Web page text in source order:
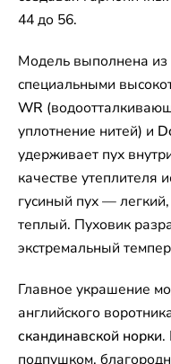
44 до 56.
Модель выполнена из
специальными
WR
уплотнение нитей) и
удерживает пух
качестве утеплителя
гусиный пух —
теплый. Пуховик
экстремальный
Главное украшение
английского
скандинавской норки.
подпушком,